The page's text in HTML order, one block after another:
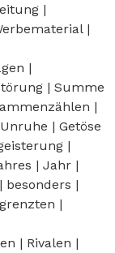
|
|
|
| Summe
|
| Getöse
|
| Jahr |
besonders |
|
| Rivalen |